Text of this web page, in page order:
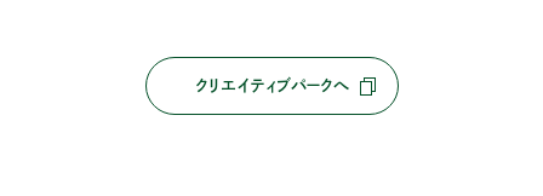
クリエイティブパークへ